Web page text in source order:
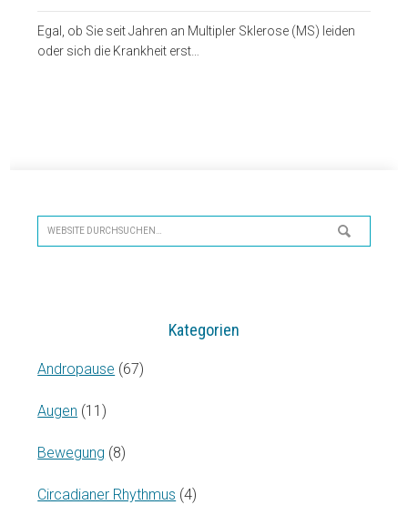
Egal, ob Sie seit Jahren an Multipler Sklerose (MS) leiden
oder sich die Krankheit erst…
Website
durchsuchen…
Kategorien
Andropause (67)
Augen (11)
Bewegung (8)
Circadianer Rhythmus (4)